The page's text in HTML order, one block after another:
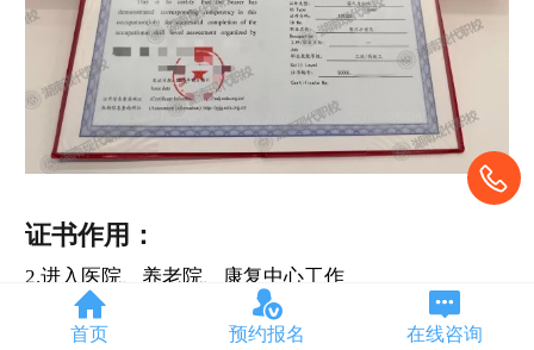
证书作用：
2.进入医院、养老院、康复中心工作
4.积分落户、抵扣个税
首页 预约报名 在线咨询